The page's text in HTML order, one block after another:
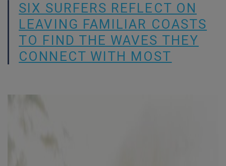
SIX SURFERS REFLECT ON
LEAVING FAMILIAR COASTS
TO FIND THE WAVES THEY
CONNECT WITH MOST